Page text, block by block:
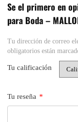
Se el primero en
para Boda –
Tu dirección de correo
obligatorios están
Tu calificación
Tu reseña *